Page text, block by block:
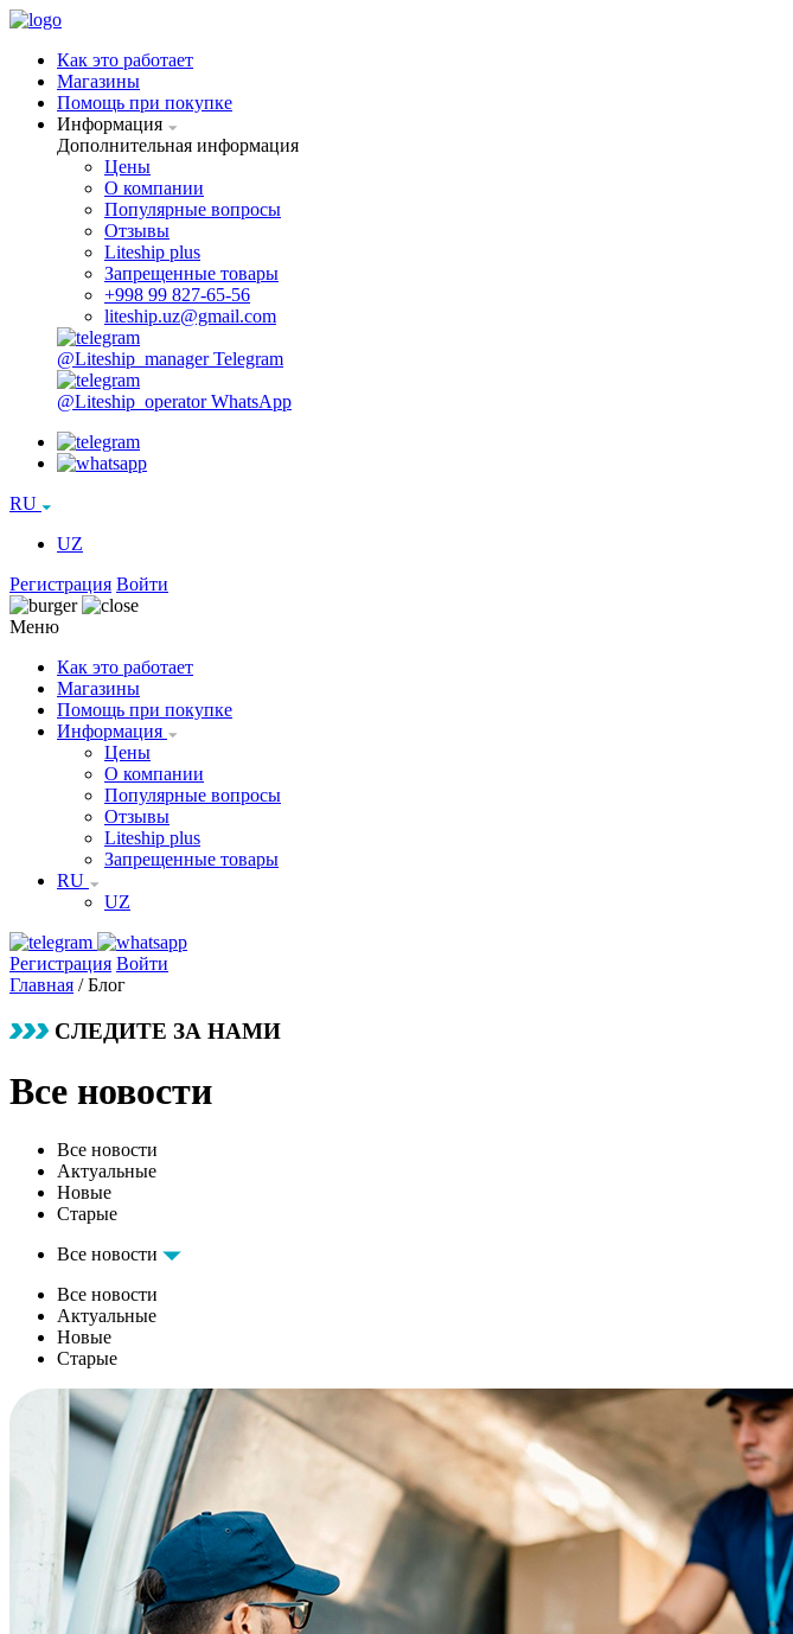
Как это работает
Магазины
Помощь при покупке
Информация
Дополнительная информация
Цены
О компании
Популярные вопросы
Отзывы
Liteship plus
Запрещенные товары
+998 99 827-65-56
liteship.uz@gmail.com
@Liteship_manager Telegram
@Liteship_operator WhatsApp
RU
UZ
Регистрация Войти
Меню
Как это работает
Магазины
Помощь при покупке
Информация
Цены
О компании
Популярные вопросы
Отзывы
Liteship plus
Запрещенные товары
RU
UZ
Регистрация Войти
Главная / Блог
СЛЕДИТЕ ЗА НАМИ
Все новости
Все новости
Актуальные
Новые
Старые
Все новости
Все новости
Актуальные
Новые
Старые